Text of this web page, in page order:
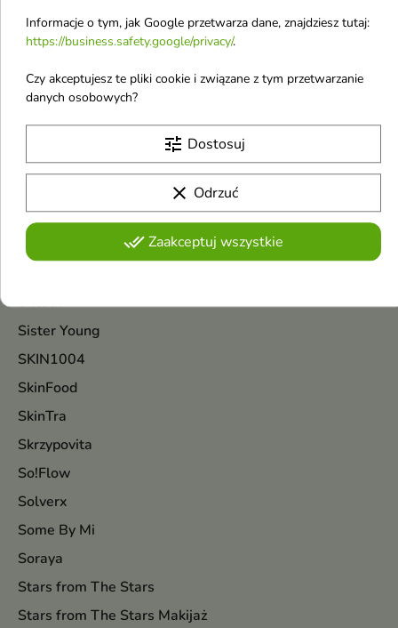
Sally Hansen
Salvatore Ferragamo
Sattva
Schwarzkopf
Sensodyne
Sessio
SheCosmetics
Shiseido
Silcatil
Sister Young
SKIN1004
SkinFood
SkinTra
Skrzypovita
So!Flow
Solverx
Some By Mi
Soraya
Stars from The Stars
Stars from The Stars Makijaż
Informacje o tym, jak Google przetwarza dane, znajdziesz tutaj:
https://business.safety.google/privacy/.
Czy akceptujesz te pliki cookie i związane z tym przetwarzanie
danych osobowych?
tune Dostosuj
clear Odrzuć
done_allZaakceptuj wszystkie